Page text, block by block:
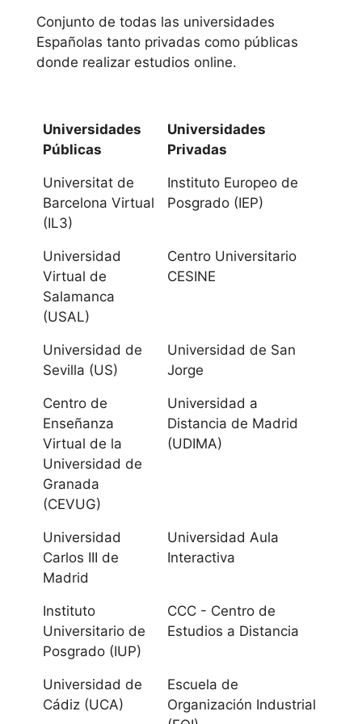
que las asignaturas
optativas varían
igual.
Universidad de
Almería
Cádiz
Universidad de
Universidad de
Granada
Universidad de
Huelva
Andalucía
Universidad de
Málaga
Universidad
Conjunto de todas las universidades
Españolas tanto privadas como públicas
donde realizar estudios online.
Universidades
Públicas
Universidades
Privadas
Universitat de
Barcelona Virtual
(IL3)
Instituto Europeo de
Posgrado (IEP)
Universidad
Virtual de
Salamanca
(USAL)
Centro Universitario
CESINE
Universidad de
Sevilla (US)
Universidad de San
Jorge
Centro de
Enseñanza
Virtual de la
Universidad de
Granada
(CEVUG)
Universidad a
Distancia de Madrid
(UDIMA)
Universidad
Carlos III de
Madrid
Universidad Aula
Interactiva
Instituto
Universitario de
Posgrado (IUP)
CCC - Centro de
Estudios a Distancia
Universidad de
Cádiz (UCA)
Escuela de
Organización Industrial